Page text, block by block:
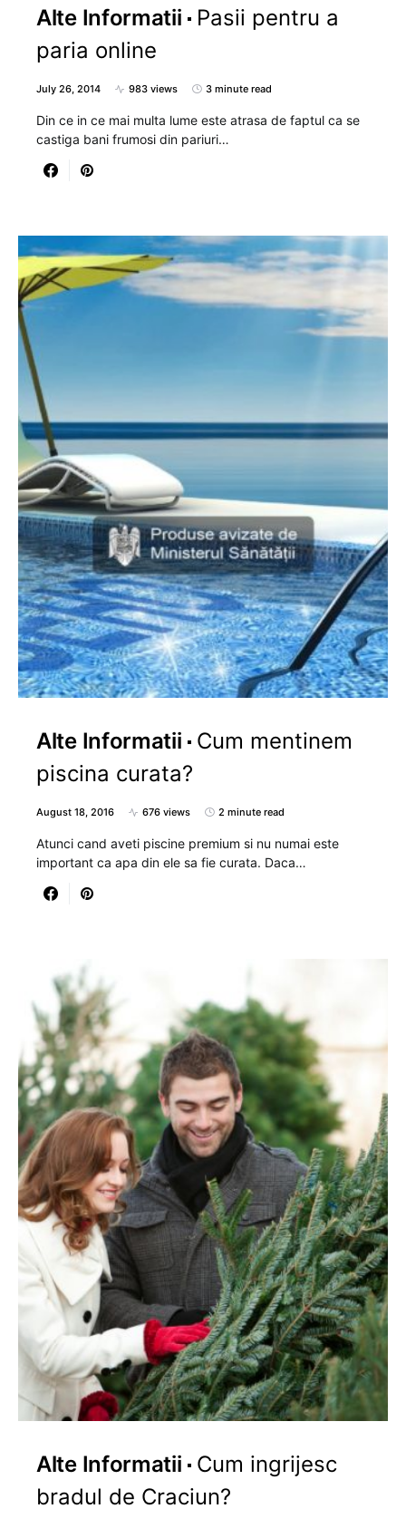
Alte Informatii
Pasii pentru a
paria online
July 26, 2014 983 views 3 minute read
Din ce in ce mai multa lume este atrasa de faptul ca se
castiga bani frumosi din pariuri…
Alte Informatii
Cum mentinem
piscina curata?
August 18, 2016 676 views 2 minute read
Atunci cand aveti piscine premium si nu numai este
important ca apa din ele sa fie curata. Daca…
Alte Informatii
Cum ingrijesc
bradul de Craciun?